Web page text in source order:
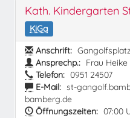
Kath. Kindergarten
KiGa
Anschrift:
Ansprechp.: Frau Heike
Telefon: 0951 24507
E-Mail: st-
bamberg.de
Öffnungszeiten: 07:00